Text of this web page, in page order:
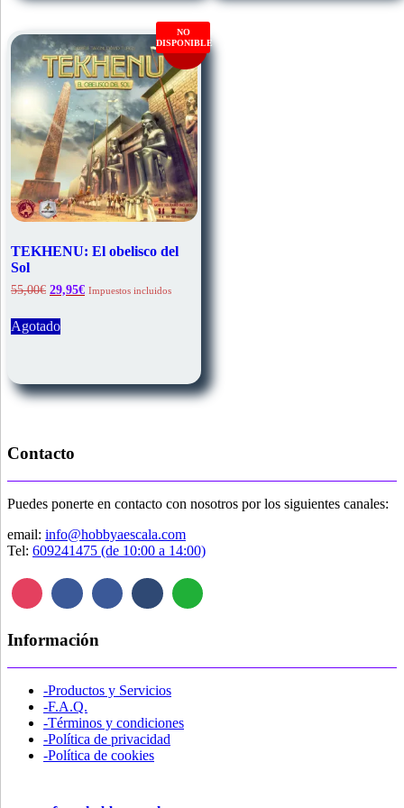
Oferta!
NO
DISPONIBLE
TEKHENU: El obelisco del
Sol
55,00€ El
original
era:
29,95€ElImpuestos incluidos
Agotado
Contacto
Puedes ponerte en contacto con nosotros por los siguientes canales:
email: info@hobbyaescala.com
Tel: 609241475 (de 10:00 a 14:00)
Información
-Productos y Servicios
-F.A.Q.
-Términos y condiciones
-Política de privacidad
-Política de cookies